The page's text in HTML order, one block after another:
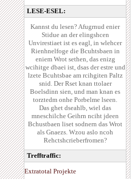
LESE-ESEL:
Kannst du lesen? Afugrnud enier
Stidue an der elingshcen
Unvirestiaet ist es eagl, in wlehcer
Rienhnelfoge die Bcuhtsbaen in
eniem Wrot sethen, das enizg
wcihitge dbaei ist, dsas der estre und
lzete Bcuhtsbae am rcihgiten Paltz
snid. Der Rset knan ttolaer
Boelsdinn sien, und man knan es
torztedm onhe Porbelme lseen.
Das ghet dseahlb, wiel das
mneschilche Geihrn nciht jdeen
Bchustbaen liset sodnern das Wrot
als Gnaezs. Wzou aslo ncoh
Rehctshcrieberfromen?
Trefftraffic:
Extratotal Projekte